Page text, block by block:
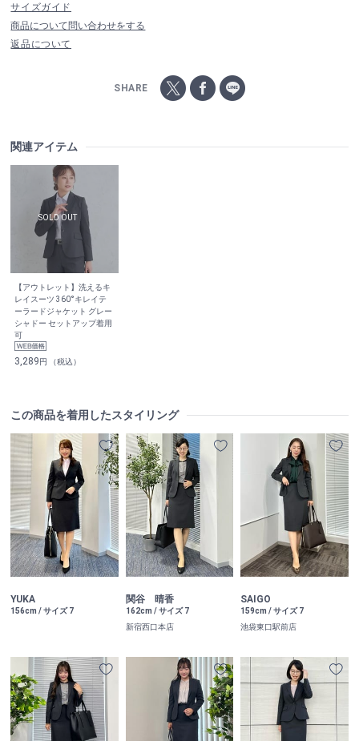
サイズガイド
商品について問い合わせをする
返品について
SHARE
関連アイテム
【アウトレット】洗えるキ
レイスーツ 360°キレイテ
ーラードジャケット グレー
シャドー セットアップ着用
可
3,289円 （税込）
この商品を着用したスタイリング
YUKA
156cm / サイズ 7
関谷 晴香
162cm / サイズ 7
新宿西口本店
SAIGO
159cm / サイズ 7
池袋東口駅前店